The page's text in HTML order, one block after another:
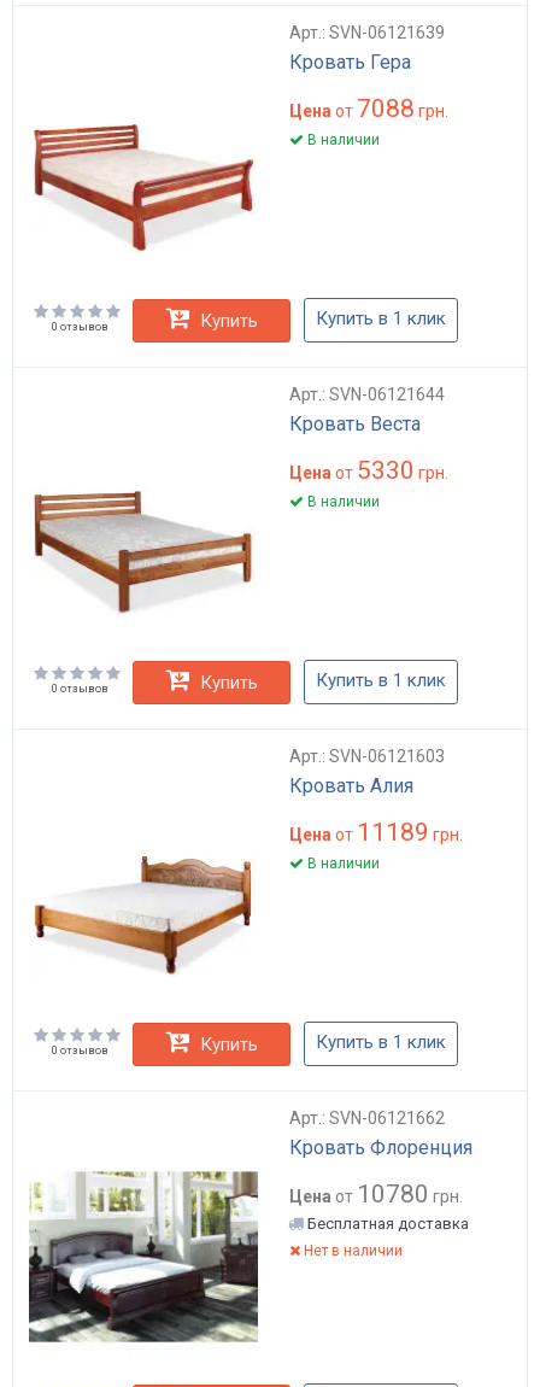
Арт.: SVN-06121639
Кровать Гера
Цена от 7088 грн.
В наличии
0 отзывов Купить Купить в 1 клик
Арт.: SVN-06121644
Кровать Веста
Цена от 5330 грн.
В наличии
0 отзывов Купить Купить в 1 клик
Арт.: SVN-06121603
Кровать Алия
Цена от 11189 грн.
В наличии
0 отзывов Купить Купить в 1 клик
Арт.: SVN-06121662
Кровать Флоренция
Цена от 10780 грн.
Бесплатная доставка
Нет в наличии